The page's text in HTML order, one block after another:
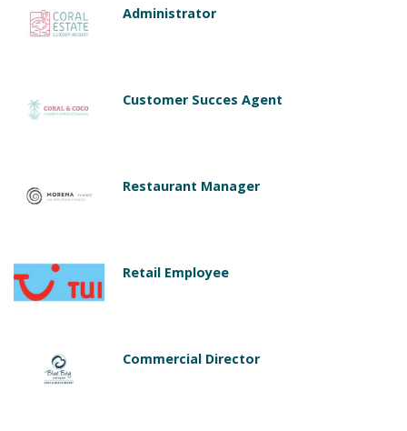
Administrator
Customer Succes Agent
Restaurant Manager
Retail Employee
Commercial Director